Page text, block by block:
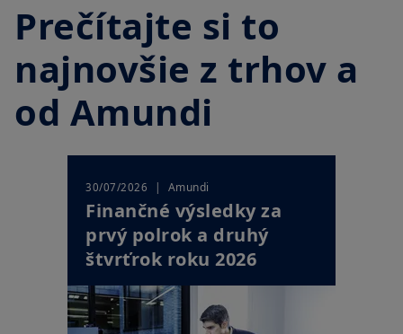
Prečítajte si to
najnovšie z trhov a
od Amundi
30/07/2026 | Amundi
Finančné výsledky za
prvý polrok a druhý
štvrťrok roku 2026